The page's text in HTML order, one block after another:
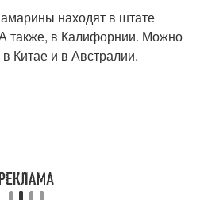
находят в штате
также, в Калифорнии. Можно
Китае и в Австралии.